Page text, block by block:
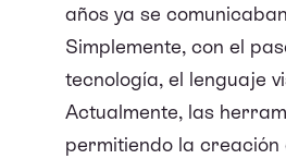
años ya se
Simplemente, con el
tecnología, el lenguaje
Actualmente, las
permitiendo la creación